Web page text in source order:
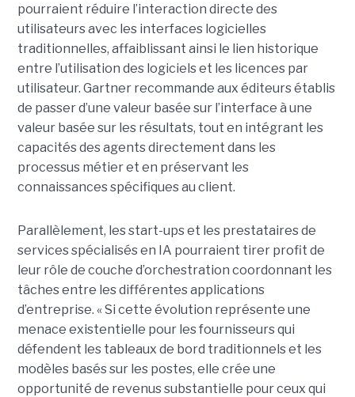
pourraient réduire l’interaction directe des
utilisateurs avec les interfaces logicielles
traditionnelles, affaiblissant ainsi le lien historique
entre l’utilisation des logiciels et les licences par
utilisateur. Gartner recommande aux éditeurs établis
de passer d’une valeur basée sur l’interface à une
valeur basée sur les résultats, tout en intégrant les
capacités des agents directement dans les
processus métier et en préservant les
connaissances spécifiques au client.
Parallèlement, les start-ups et les prestataires de
services spécialisés en IA pourraient tirer profit de
leur rôle de couche d’orchestration coordonnant les
tâches entre les différentes applications
d’entreprise. « Si cette évolution représente une
menace existentielle pour les fournisseurs qui
défendent les tableaux de bord traditionnels et les
modèles basés sur les postes, elle crée une
opportunité de revenus substantielle pour ceux qui